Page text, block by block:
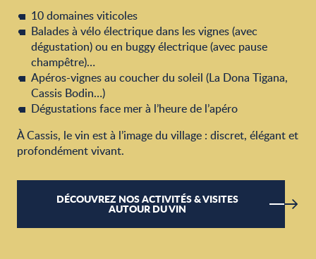
10 domaines viticoles
Balades à vélo électrique dans les vignes (avec
dégustation) ou en buggy électrique (avec pause
champêtre)…
Apéros-vignes au coucher du soleil (La Dona Tigana,
Cassis Bodin…)
Dégustations face mer à l’heure de l’apéro
À Cassis, le vin est à l’image du village : discret, élégant et
profondément vivant.
DÉCOUVREZ NOS ACTIVITÉS & VISITES
AUTOUR DU VIN